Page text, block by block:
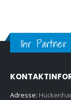
Ihr Partner
Adresse: